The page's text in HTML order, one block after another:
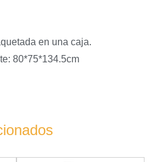
en una caja.
80*75*134.5cm